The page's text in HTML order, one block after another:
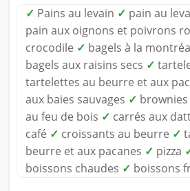
✓ Pains au levain ✓ pain au
pain aux oignons et poivrons
crocodile ✓ bagels à la
bagels aux raisins secs ✓
tartelettes au beurre et aux
aux baies sauvages ✓
au feu de bois ✓ carrés aux
café ✓ croissants au beurre ✓
beurre et aux pacanes ✓ pizza
boissons chaudes ✓ boissons